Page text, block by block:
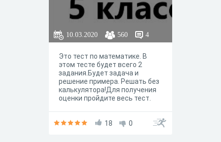
10.03.2020 560 4
Это тест по математике. В
этом тесте будет всего 2
задания.Будет задача и
решение примера. Решать без
калькулятора!Для получения
оценки пройдите весь тест.
18 0